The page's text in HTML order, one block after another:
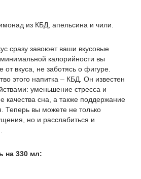
из КБД, апельсина и чили.
сразу завоюет ваши вкусовые
калорийности вы
от вкуса, не заботясь о фигуре.
этого напитка – КБД. Он известен
уменьшение стресса и
качества сна, а также поддержание
Теперь вы можете не только
но и расслабиться и
на 330 мл: